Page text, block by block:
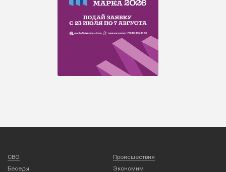
СВО
Происшествия
Беседы
Экономим